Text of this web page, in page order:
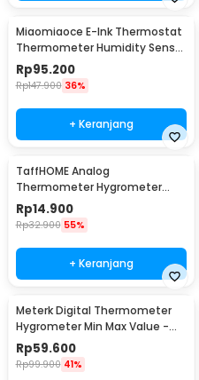
Miaomiaoce E-Ink Thermostat
Thermometer Humidity Sensor
- MHO-C201
Rp95.200
Rp147.900 36%
+ Keranjang
TaffHOME Analog
Thermometer Hygrometer
Temperature Humidity -
TH101B
Rp14.900
Rp32.900 55%
+ Keranjang
Meterk Digital Thermometer
Hygrometer Min Max Value -
CJ-3305F
Rp59.600
Rp99.900 41%